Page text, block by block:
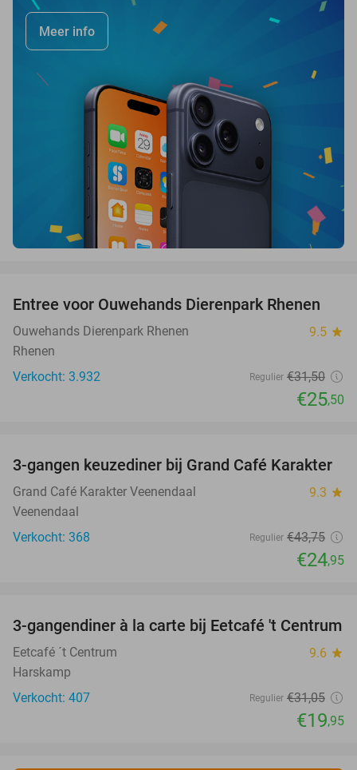
Meer info
19%
Entree voor Ouwehands Dierenpark Rhenen
Ouwehands Dierenpark Rhenen 9.5 star
Rhenen
Verkocht: 3.932
Regulier €31,50
€25,50
43%
3-gangen keuzediner bij Grand Café Karakter
Grand Café Karakter Veenendaal 9.3 star
Veenendaal
Verkocht: 368
Regulier €43,75
€24,95
36%
3-gangendiner à la carte bij Eetcafé 't Centrum
Eetcafé ´t Centrum 9.6 star
Harskamp
Verkocht: 407
Regulier €31,05
€19,95